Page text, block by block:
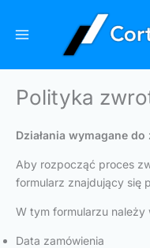
Polityka
Działania wymagane
Aby rozpocząć proces
formularz znajdujący się
W tym formularzu należy
Data zamówienia